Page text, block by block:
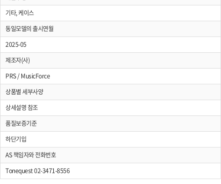
기타, 케이스
동일모델의 출시연월
2025-05
제조자(사)
PRS / MusicForce
상품별 세부사양
상세설명 참조
품질보증기준
하단기입
AS 책임자와 전화번호
Tonequest 02-3471-8556